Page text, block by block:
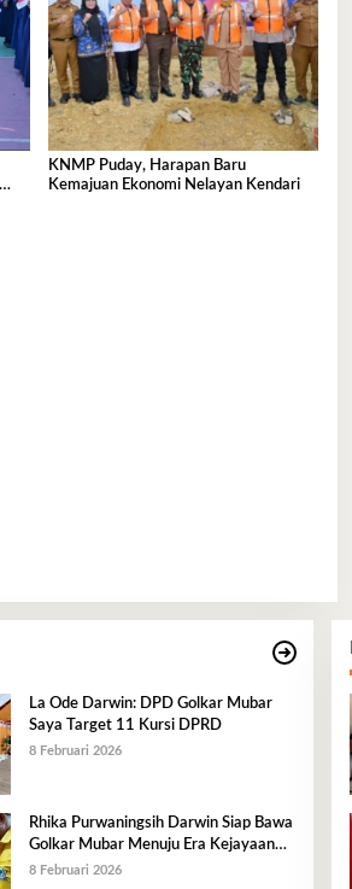
KNMP Puday, Harapan Baru
Kemajuan Ekonomi Nelayan Kendari
La Ode Darwin: DPD Golkar Mubar
Saya Target 11 Kursi DPRD
8 Februari 2026
Rhika Purwaningsih Darwin Siap Bawa
Golkar Mubar Menuju Era Kejayaan
Baru
8 Februari 2026